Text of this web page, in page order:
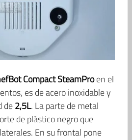
Compact SteamProen el
es de acero inoxidable y
de2,5L. La parte de metal
de plástico negro que
En su frontal pone